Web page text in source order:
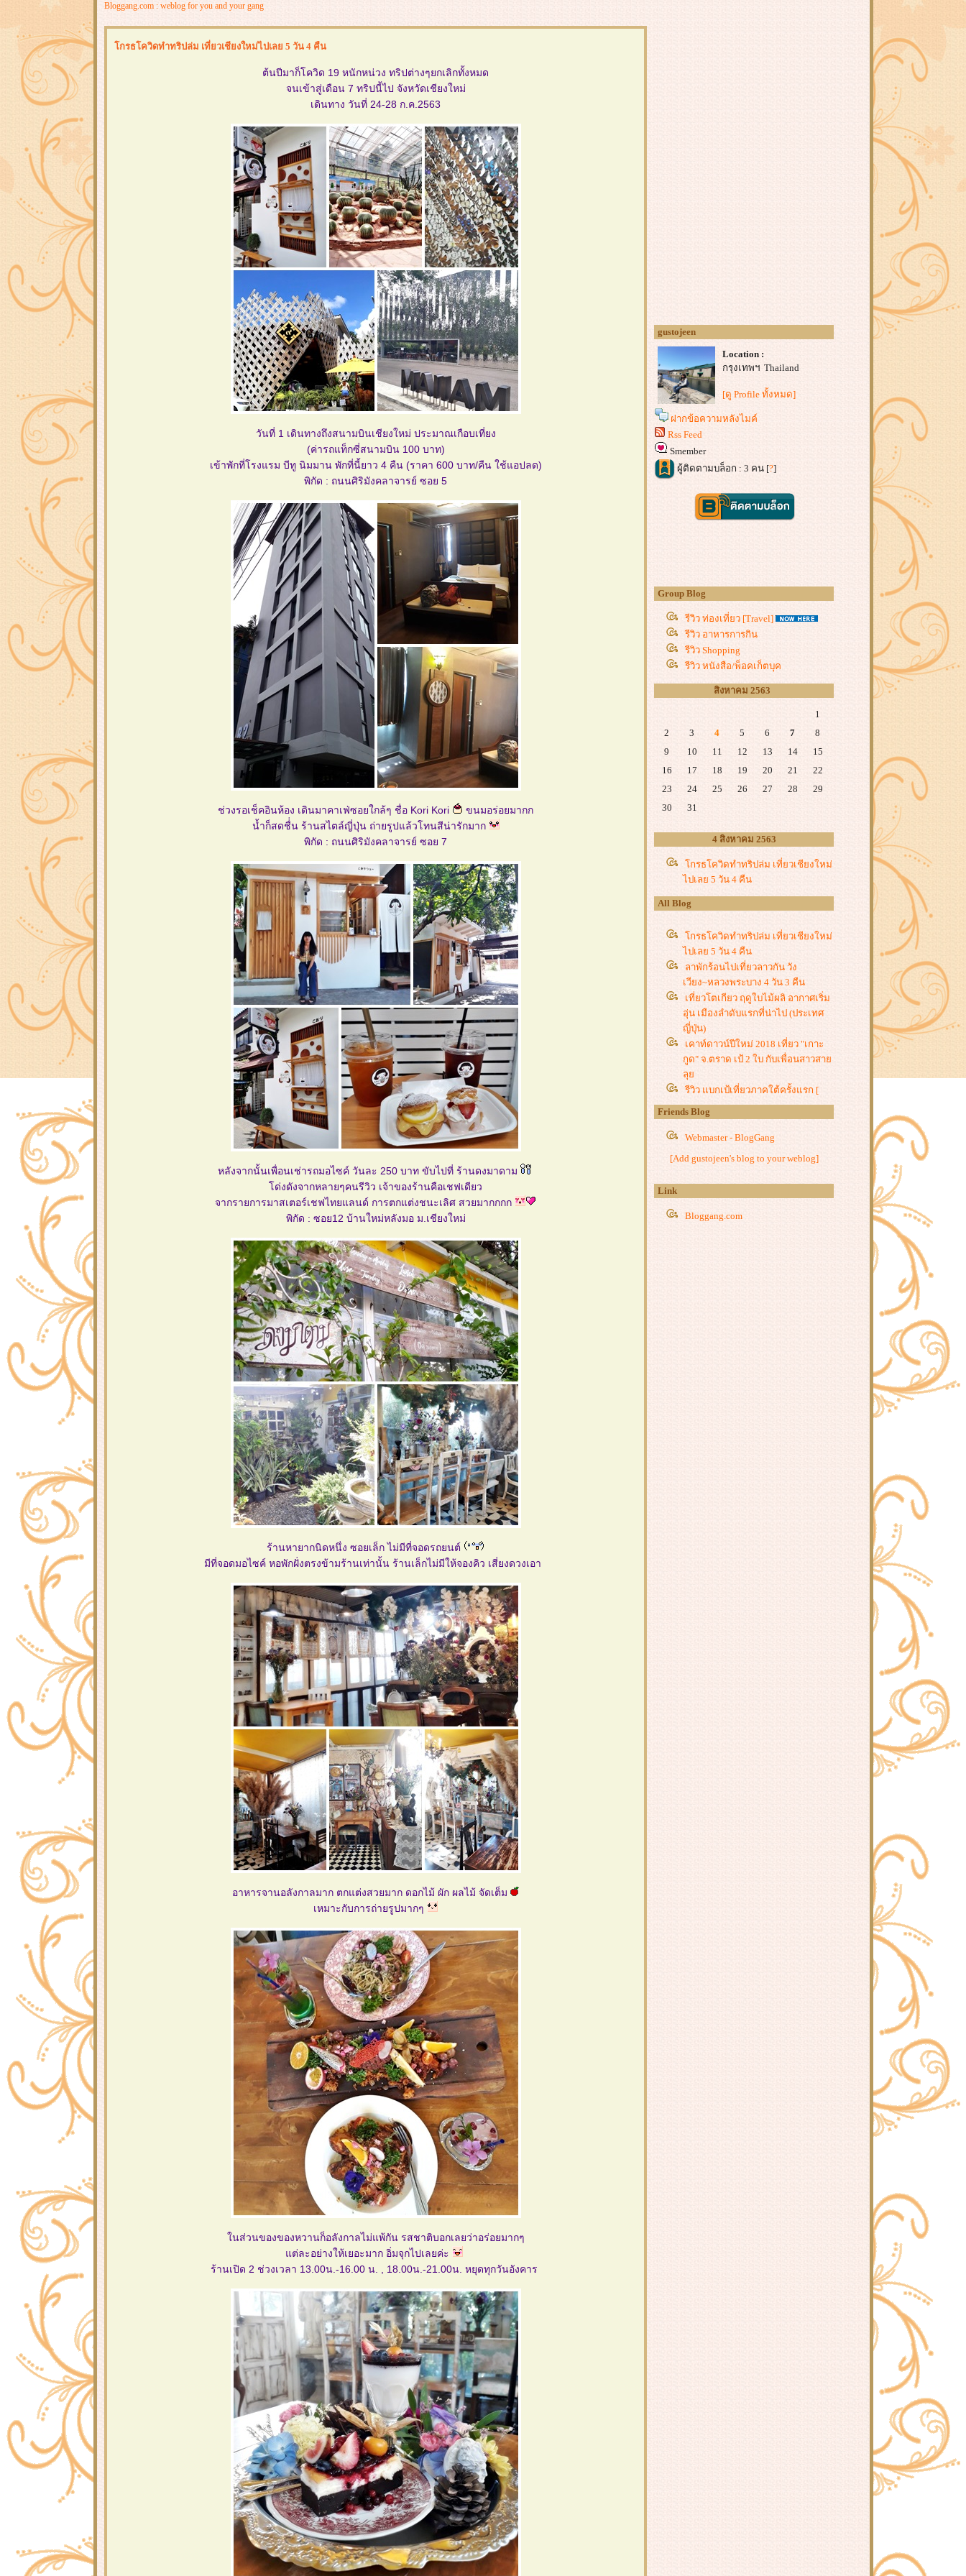
Bloggang.com : weblog for you and your gang
กรธโควิดทำทริปล่ม เที่ยวเชียงใหม่ไปเลย 5 วัน 4 คืน
ต้นปีมาก็โควิด 19 หนักหน่วง ทริปต่างๆยกเลิกทั้งหมด
จนเข้าสู่เดือน 7 ทริปนี้ไป จังหวัดเชียงใหม่
เดินทาง วันที่ 24-28 ก.ค.2563
วันที่ 1 เดินทางถึงสนามบินเชียงใหม่ ประมาณเกือบเที่ยง
(ค่ารถแท็กซี่สนามบิน 100 บาท)
เข้าพักที่โรงแรม บีทู นิมมาน พักที่นี้ยาว 4 คืน (ราคา 600 บาท/คืน ใช้แอปลด)
พิกัด : ถนนศิริมังคลาจารย์ ซอย 5
ช่วงรอเช็คอินห้อง เดินมาคาเฟ่ซอยใกล้ๆ ชื่อ Kori Kori
ขนมอร่อยมากก
น้ำก็สดชื่่น ร้านสไตล์ญี่ปุ่น ถ่ายรูปแล้วโทนสีน่ารักมาก
พิกัด : ถนนศิริมังคลาจารย์ ซอย 7
หลังจากนั้นเพื่อนเช่ารถมอไซค์ วันละ 250 บาท ขับไปที่ ร้านดงมาดาม
ด่งดังจากหลายๆคนรีวิว เจ้าของร้านคือเชฟเดียว
จากรายการมาสเตอร์เชฟไทยแลนด์ การตกแต่งชนะเลิศ สวยมากกกก
พิกัด : ซอย12 บ้านใหม่หลังมอ ม.เชียงใหม่
ร้านหายากนิดหนึ่ง ซอยเล็ก ไม่มีที่จอดรถยนต์
มีที่จอดมอไซค์ หอพักฝั่งตรงข้ามร้านเท่านั้น ร้านเล็กไม่มีให้จองคิว เสี่ยงดวงเอา
อาหารจานอลังกาลมาก ตกแต่งสวยมาก ดอกไม้ ผัก ผลไม้ จัดเต็ม
เหมาะกับการถ่ายรูปมากๆ
นส่วนของของหวานก็อลังกาลไม่แพ้กัน รสชาติบอกเลยว่าอร่อยมากๆ
ต่ละอย่างให้เยอะมาก อิ่มจุกไปเลยค่ะ
ร้านเปิด 2 ช่วงเวลา 13.00น.-16.00 น. , 18.00น.-21.00น. หยุดทุกวันอังคาร
gustojeen
Location :
กรุงเทพฯ Thailand
[ดู Profile ทั้งหมด]
ฝากข้อความหลังไมค์
Rss Feed
Smember
ผู้ติดตามบล็อก : 3 คน [?]
Group Blog
รีวิว ท่องเที่ยว [Travel]
รีวิว อาหารการกิน
รีวิว Shopping
รีวิว หนังสือ/พ็อคเก็ตบุค
สิงหาคม 2563
1
2
3 4 5 6 7
8
9
10 11 12 13 14
15
16
17 18 19 20 21
22
23
24 25 26 27 28
29
30
31
4 สิงหาคม 2563
กรธโควิดทำทริปล่ม เที่ยวเชียงใหม่
ไปเลย 5 วัน 4 คืน
All Blog
กรธโควิดทำทริปล่ม เที่ยวเชียงใหม่
ไปเลย 5 วัน 4 คืน
ลาพักร้อนไปเที่ยวลาวกัน วัง
เวียง~หลวงพระบาง 4 วัน 3 คืน
เที่ยวโตเกียว ฤดูใบไม้ผลิ อากาศเริ่ม
อุ่น เมืองลำดับแรกที่น่าไป (ประเทศ
ญี่ปุ่น)
เคาท์ดาวน์ปีใหม่ 2018 เที่ยว "เกาะ
กูด" จ.ตราด เป้ 2 ใบ กับเพื่อนสาวสา
ลุ
รีวิว แบกเป้เที่ยวภาคใต้ครั้งแรก [
#หลีเป๊ะ:สตูล #หาดใหญ่:สงขลา ]
"กิจกรรมวันเด็ก จ.ตาก" และ สัมผัส
ธรรมชาติ ณ อุทยานแห่งชาติตากสิน
รีวิว สองสาว Backpacker กับพลังกา
กำลังขาที่ "อช.เขาสามร้อ
อด"จ.ประจวบคีรีขันธ์
รีวิว ตามล่าหาซากุระที่ฮอกไกโด (7-
Friends Blog
Webmaster - BlogGang
[Add gustojeen's blog to your weblog]
Link
Bloggang.com